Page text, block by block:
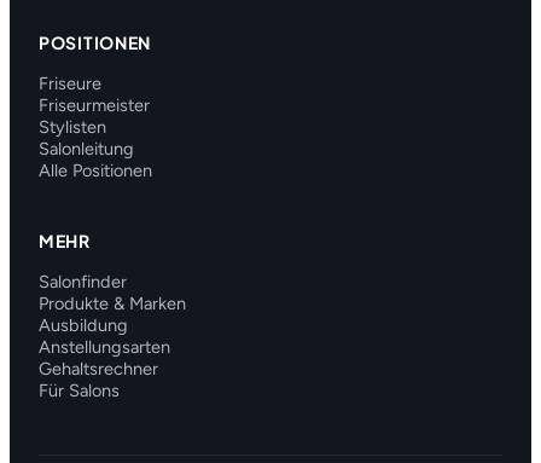
POSITIONEN
Friseure
Friseurmeister
Stylisten
Salonleitung
Alle Positionen
MEHR
Salonfinder
Produkte & Marken
Ausbildung
Anstellungsarten
Gehaltsrechner
Für Salons